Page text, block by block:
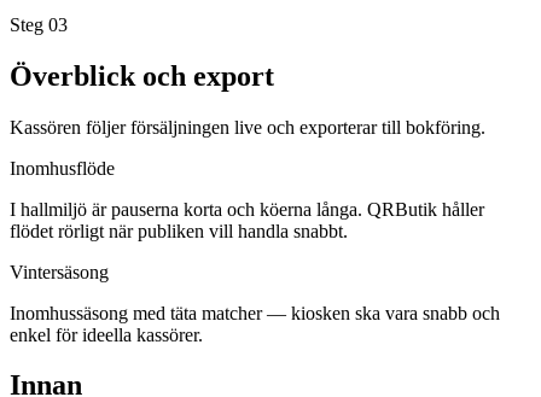
Steg 03
Överblick och export
Kassören följer försäljningen live och exporterar till bokföring.
Inomhusflöde
I hallmiljö är pauserna korta och köerna långa. QRButik håller
flödet rörligt när publiken vill handla snabbt.
Vintersäsong
Inomhussäsong med täta matcher — kiosken ska vara snabb och
enkel för ideella kassörer.
Innan